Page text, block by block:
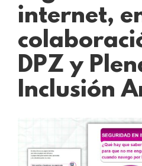
internet,
DPZ y
Inclusión
más